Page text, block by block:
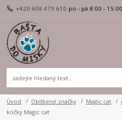
+420 608 479 610 po - pá 8:00 - 15:00
Úvod Oblíbené značky Magic cat
kočky Magic cat